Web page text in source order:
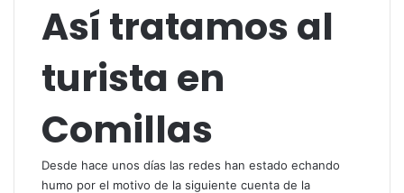
Así tratamos al
turista en
Comillas
Desde hace unos días las redes han estado echando
humo por el motivo de la siguiente cuenta de la